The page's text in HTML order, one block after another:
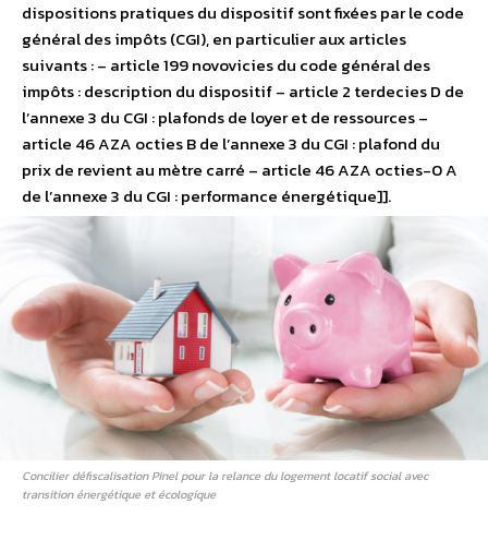
dispositions pratiques du dispositif sont fixées par le code
général des impôts (CGI), en particulier aux articles
suivants : – article 199 novovicies du code général des
impôts : description du dispositif – article 2 terdecies D de
l’annexe 3 du CGI : plafonds de loyer et de ressources –
article 46 AZA octies B de l’annexe 3 du CGI : plafond du
prix de revient au mètre carré – article 46 AZA octies-0 A
de l’annexe 3 du CGI : performance énergétique]].
Concilier défiscalisation Pinel pour la relance du logement locatif social avec
transition énergétique et écologique